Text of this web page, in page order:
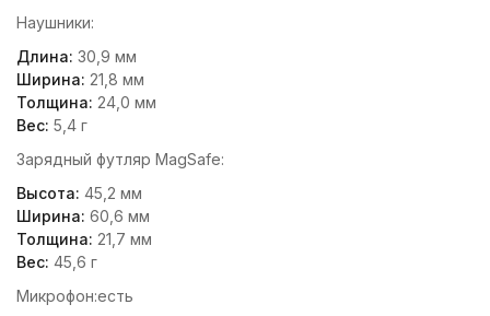
Наушники:
Длина: 30,9 мм
Ширина: 21,8 мм
Толщина: 24,0 мм
Вес: 5,4 г
Зарядный футляр MagSafe:
Высота: 45,2 мм
Ширина: 60,6 мм
Толщина: 21,7 мм
Вес: 45,6 г
Микрофон:есть